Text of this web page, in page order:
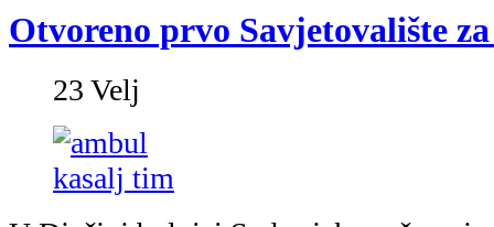
„Dječja bolnica Srebrnjak neprestano
jedan iskorak pomoći prema njima i
Kašalj je kod djece česta pojava, a
boluju od astme, alergija, problema